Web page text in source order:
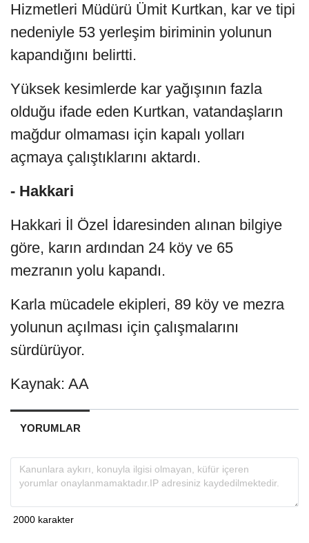
Hizmetleri Müdürü Ümit Kurtkan, kar ve tipi
nedeniyle 53 yerleşim biriminin yolunun
kapandığını belirtti.
Yüksek kesimlerde kar yağışının fazla
olduğu ifade eden Kurtkan, vatandaşların
mağdur olmaması için kapalı yolları
açmaya çalıştıklarını aktardı.
- Hakkari
Hakkari İl Özel İdaresinden alınan bilgiye
göre, karın ardından 24 köy ve 65
mezranın yolu kapandı.
Karla mücadele ekipleri, 89 köy ve mezra
yolunun açılması için çalışmalarını
sürdürüyor.
Kaynak: AA
YORUMLAR